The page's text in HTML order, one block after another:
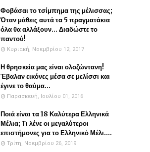
Φοβάσαι το τσίμπημα της μέλισσας;
Όταν μάθεις αυτά τα 5 πραγματάκια
όλα θα αλλάξουν... Διαδώστε το
παντού!
Κυριακή, Νοεμβρίου 12, 2017
Η θρησκεία μας είναι ολοζώντανη!
Έβαλαν εικόνες μέσα σε μελίσσι και
έγινε το θαύμα...
Παρασκευή, Ιουλίου 01, 2016
Ποιά είναι τα 18 Καλύτερα Ελληνικά
Μέλια; Τι λένε οι μεγαλύτεροι
επιστήμονες για το Ελληνικό Μέλι....
Τρίτη, Νοεμβρίου 26, 2019